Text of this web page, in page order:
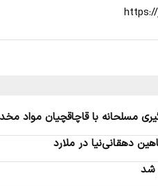
مسلحانه با قاچاقچیان مواد
دهقانی‌نیا در ملارد
شد